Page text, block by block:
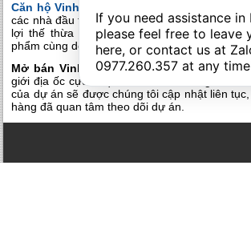
Căn hộ Vinhomes Metropolis Liễu Giai
các nhà đầu tư, giới địa ốc cực kì quan tâm và
lợi thế thừa hưởng vô cùng đắt đỏ và quý
phẩm cùng dòng dù mất rất nhiều tiền cũng
Mở bán Vinhomes Metropolis Liễu Giai
giới địa ốc cực kì quan tâm, mọi thông tin
của dự án sẽ được chúng tôi cập nhật liên
hàng đã quan tâm theo dõi dự án.
If you need assistance in
please feel free to leave
0977.260.357 at any